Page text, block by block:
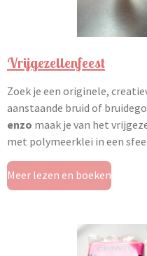
Vrijgezellenfeest
Zoek je een originele,
aanstaande bruid of
enzo maak je van het
met polymeerklei in een
Meer lezen en boeken